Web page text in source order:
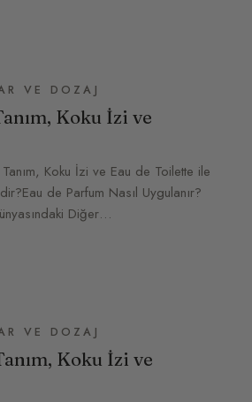
VE DOZAJ
Koku İzi ve
Koku İzi ve Eau de Toilette ile
de Parfum Nasıl Uygulanır?
Diğer…
VE DOZAJ
Koku İzi ve